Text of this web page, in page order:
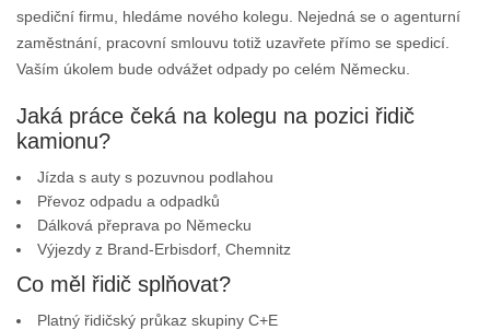
spediční firmu, hledáme nového kolegu. Nejedná se o agenturní
zaměstnání, pracovní smlouvu totiž uzavřete přímo se spedicí.
Vaším úkolem bude odvážet odpady po celém Německu.
Jaká práce čeká na kolegu na pozici řidič
kamionu?
Jízda s auty s pozuvnou podlahou
Převoz odpadu a odpadků
Dálková přeprava po Německu
Výjezdy z Brand-Erbisdorf, Chemnitz
Co měl řidič splňovat?
Platný řidičský průkaz skupiny C+E